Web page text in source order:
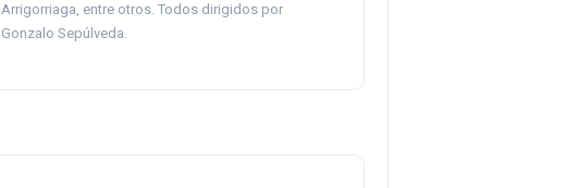
Arrigorriaga, entre otros. Todos dirigidos por
Gonzalo Sepúlveda.